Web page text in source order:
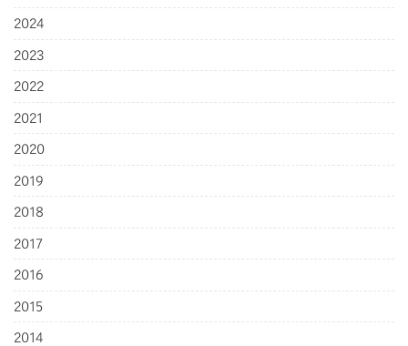
2024
2023
2022
2021
2020
2019
2018
2017
2016
2015
2014